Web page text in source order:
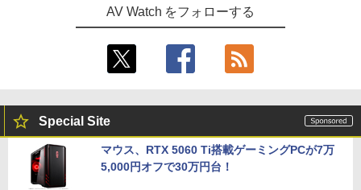
AV Watch をフォローする
Special Site
マウス、RTX 5060 Ti搭載ゲーミングPCが7万
5,000円オフで30万円台！